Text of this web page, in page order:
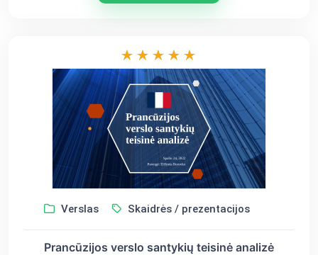
Verslas Skaidrės / prezentacijos
Prancūzijos verslo santykių teisinė analizė